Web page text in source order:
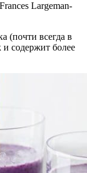
Largeman-
(почти всегда в
содержит более